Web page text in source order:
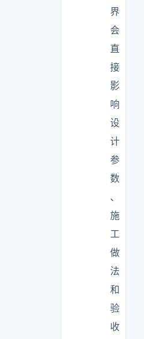
界
会
直
接
影
响
设
计
参
数
、
施
工
做
法
和
验
收